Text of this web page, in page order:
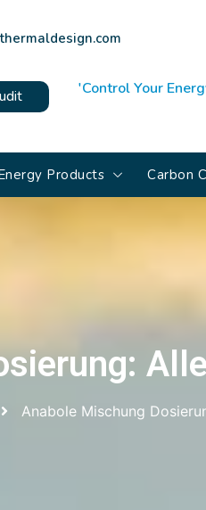
'Control Your
Products Carbon
Anabole Mischung